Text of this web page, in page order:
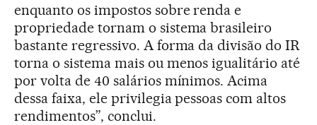
enquanto os impostos sobre renda e
propriedade tornam o sistema brasileiro
bastante regressivo. A forma da divisão do IR
torna o sistema mais ou menos igualitário até
por volta de 40 salários mínimos. Acima
dessa faixa, ele privilegia pessoas com altos
rendimentos”, conclui.